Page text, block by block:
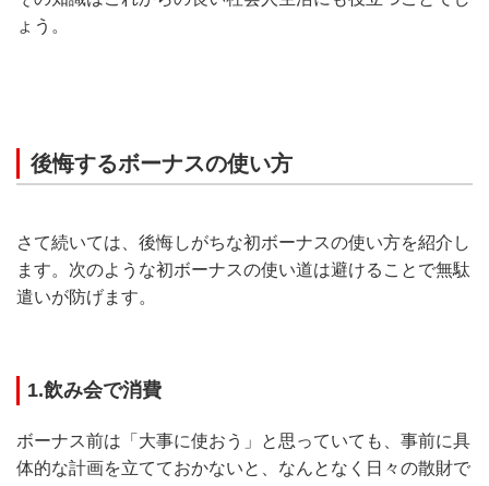
ょう。
後悔するボーナスの使い方
さて続いては、後悔しがちな初ボーナスの使い方を紹介し
ます。次のような初ボーナスの使い道は避けることで無駄
遣いが防げます。
1.飲み会で消費
ボーナス前は「大事に使おう」と思っていても、事前に具
体的な計画を立てておかないと、なんとなく日々の散財で